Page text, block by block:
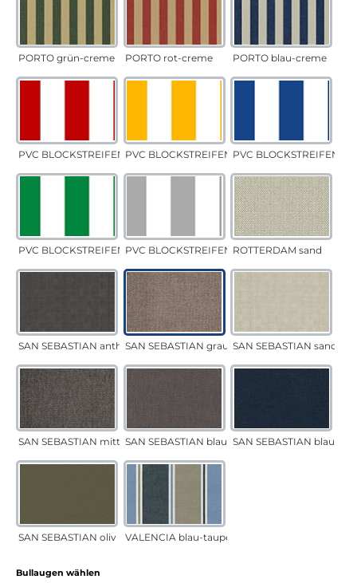
PORTO grün-creme PORTO rot-creme PORTO blau-creme
PVC BLOCKSTREIFEN rotPVC BLOCKSTREIFEN gelbPVC BLOCKSTREIFEN
PVC BLOCKSTREIFEN grünPVC BLOCKSTREIFEN grauROTTERDAM sand
SAN SEBASTIAN anthrazitSAN SEBASTIAN grau-sandSAN SEBASTIAN sand
SAN SEBASTIAN mittelgrauSAN SEBASTIAN blau-sandSAN SEBASTIAN blau
SAN SEBASTIAN oliv VALENCIA blau-taupe
Bullaugen wählen